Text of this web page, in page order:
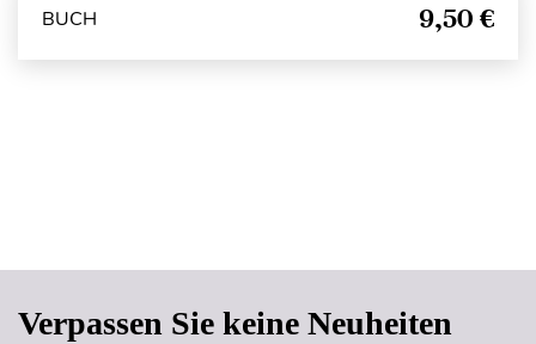
BUCH 9,50 €
Verpassen Sie keine Neuheiten